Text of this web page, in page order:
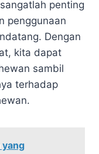
penting
penggunaan
Dengan
kita dapat
sambil
terhadap
yang